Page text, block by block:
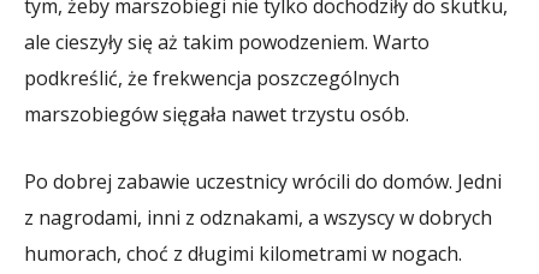
tym, żeby marszobiegi nie tylko dochodziły do skutku,
ale cieszyły się aż takim powodzeniem. Warto
podkreślić, że frekwencja poszczególnych
marszobiegów sięgała nawet trzystu osób.
Po dobrej zabawie uczestnicy wrócili do domów. Jedni
z nagrodami, inni z odznakami, a wszyscy w dobrych
humorach, choć z długimi kilometrami w nogach.